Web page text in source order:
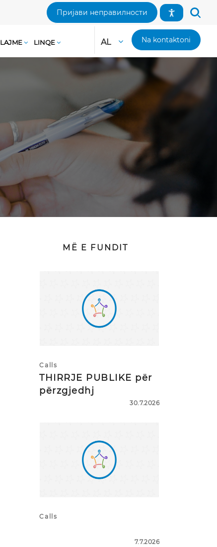
Пријави неправилности
LAJME LINQE AL Na kontaktoni
MË E FUNDIT
Calls
THIRRJE PUBLIKE për
përzgjedhj
30.7.2026
Calls
7.7.2026